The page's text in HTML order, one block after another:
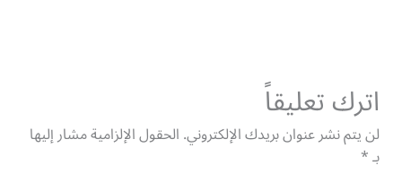
اترك تعليقاً
لن يتم نشر عنوان بريدك الإلكتروني.الحقول الإلزامية مشار إليها
بـ*